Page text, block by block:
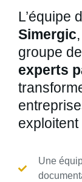
L’équipe
Simergic
groupe
experts
exploitent
Une